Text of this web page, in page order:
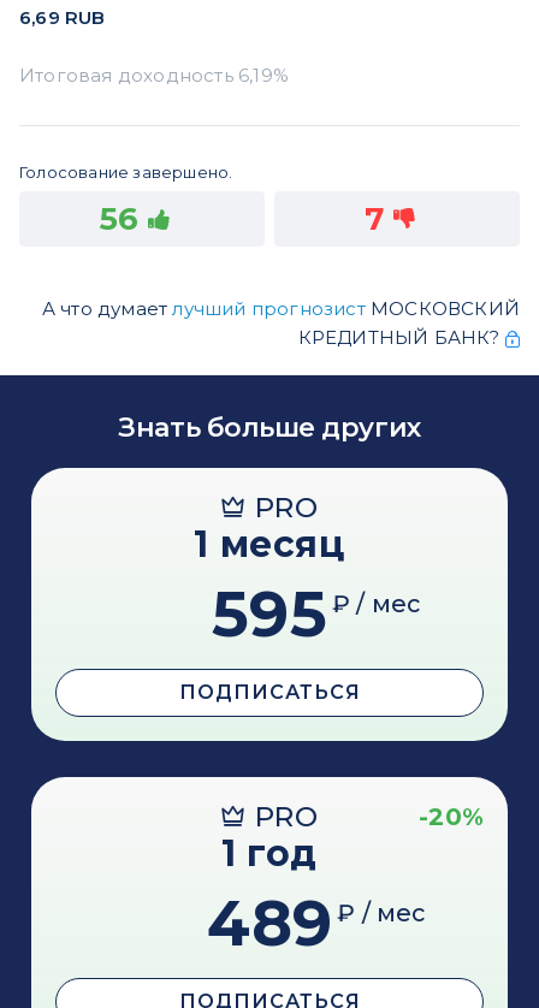
6,69 RUB
Голосование завершено.
56 7
А что думаетлучший прогнозистМОСКОВСКИЙ
КРЕДИТНЫЙ БАНК?
Знать больше других
PRO
1 месяц
595 ₽ / мес
ПОДПИСАТЬСЯ
PRO -20%
1 год
489 ₽ / мес
ПОДПИСАТЬСЯ